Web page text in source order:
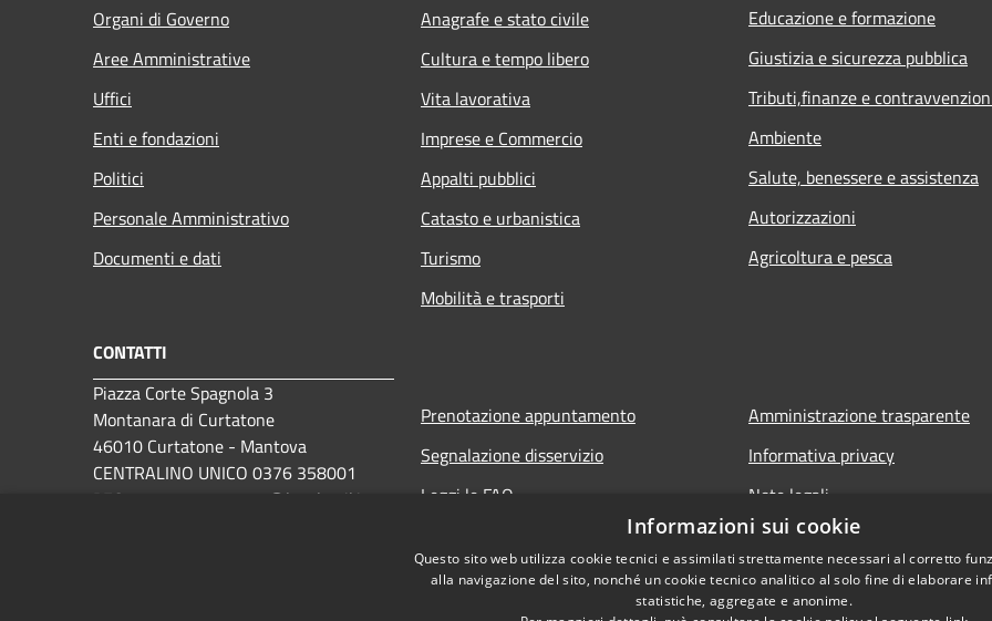
Organi di Governo
Aree Amministrative
Uffici
Enti e fondazioni
Politici
Personale Amministrativo
Documenti e dati
Anagrafe e stato civile
Cultura e tempo libero
Vita lavorativa
Imprese e Commercio
Appalti pubblici
Catasto e urbanistica
Turismo
Mobilità e trasporti
Educazione e formazione
Giustizia e sicurezza pubblica
Tributi,finanze e
Ambiente
Salute, benessere e assistenza
Autorizzazioni
Agricoltura e pesca
CONTATTI
Piazza Corte Spagnola 3
Montanara di Curtatone
46010 Curtatone - Mantova
CENTRALINO UNICO 0376 358001
PEC:
comune.curtatone@legalmail.it
Prenotazione appuntamento
Segnalazione disservizio
Leggi le FAQ
Amministrazione trasparente
Informativa privacy
Note legali
Dichiarazione di accessibilità
Meccanismo di Feedback
Informazioni sui cookie
Questo sito web utilizza cookie tecnici e assimilati strettamente necessari al corretto
alla navigazione del sito, nonché un cookie tecnico analitico al solo fine di elaborare
statistiche, aggregate e anonime.